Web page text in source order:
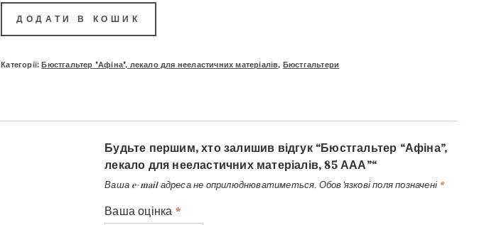
ДОДАТИ В КОШИК
Категорії:Бюстгальтер "Афіна", лекало для нееластичних матеріалів, Бюстгальтери
Будьте першим, хто залишив відгук “Бюстгальтер “Афіна”,
лекало для нееластичних матеріалів, 85 ААА”“
Ваша e-mail адреса не оприлюднюватиметься. Обов’язкові поля позначені *
Ваша оцінка *